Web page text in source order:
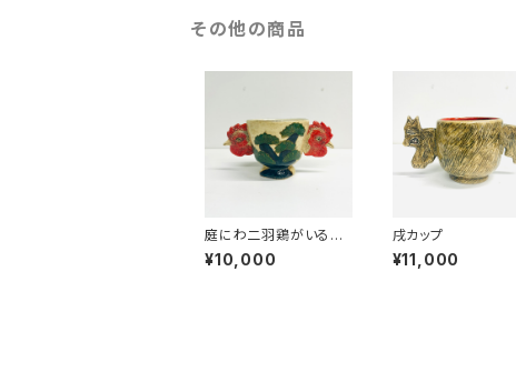
その他の商品
庭にわ二羽鶏がいるコ
ップ みんなのSANZO
KU☆
¥10,000
戌カップ
¥11,000